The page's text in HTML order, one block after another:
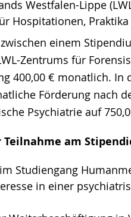
Westfalen-Lippe
Hospitationen,
einem
Zentrums für
400,00 € monatlich. In
Förderung nach
Psychiatrie auf
Teilnahme am
Studiengang
in einer